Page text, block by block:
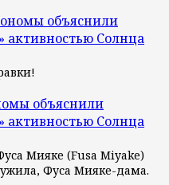
объяснили
активностью Солнца
объяснили
активностью Солнца
Мияке (Fusa Miyake)
Фуса Мияке-дама.